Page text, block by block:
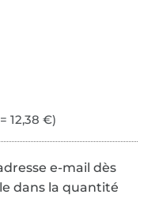
12,38 €)
e-mail dès
dans la quantité